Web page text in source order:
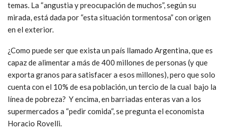
temas. La “angustia y preocupación de muchos”, según su
mirada, está dada por “esta situación tormentosa” con origen
en el exterior.
¿Como puede ser que exista un país llamado Argentina, que es
capaz de alimentar a más de 400 millones de personas (y que
exporta granos para satisfacer a esos millones), pero que solo
cuenta con el 10% de esa población, un tercio de la cual bajo la
línea de pobreza? Y encima, en barriadas enteras van a los
supermercados a “pedir comida“, se pregunta el economista
Horacio Rovelli.